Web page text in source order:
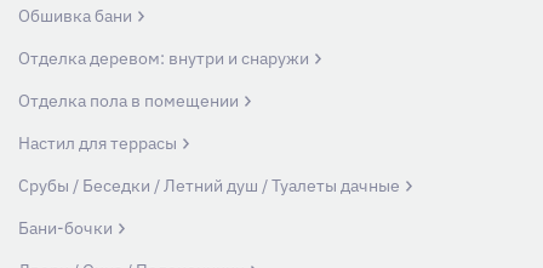
Обшивка бани
Отделка деревом: внутри и снаружи
Отделка пола в помещении
Настил для террасы
Срубы / Беседки / Летний душ / Туалеты дачные
Бани-бочки